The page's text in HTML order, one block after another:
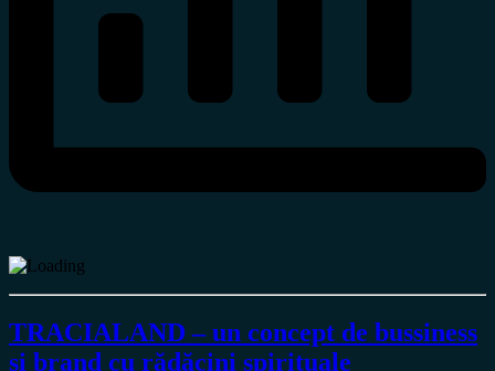
TRACIALAND – un concept de bussiness
și brand cu rădăcini spirituale